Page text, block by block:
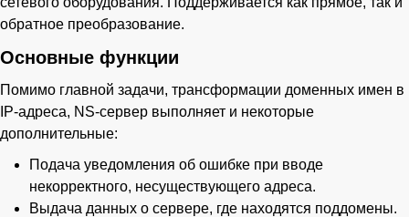
обратное преобразование.
Основные функции
Помимо главной задачи, трансформации доменных имен в
IP-адреса, NS-сервер выполняет и некоторые
дополнительные:
Подача уведомления об ошибке при вводе
некорректного, несуществующего адреса.
Выдача данных о сервере, где находятся поддомены.